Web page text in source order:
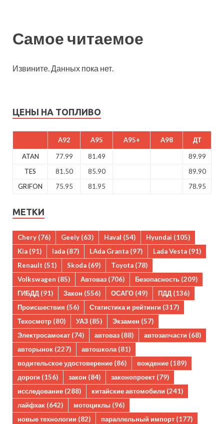
Самое читаемое
Извините. Данных пока нет.
ЦЕНЫ НА ТОПЛИВО
A92 A95 A95+ A98 ДТ
ATAN 77.99 81.49
89.99
TES
81.50 85.90
89.90
GRIFON
75.95 81.95 78.95
МЕТКИ
Chery (76) Geely (63) Haval (54) Hyundai (105)
Kia (91) lada (87) LAda Granta (97) Lada Vesta (91)
Renault (51) Skoda (69) Toyota (78)
Volkswagen (85) Автоваз (706) Безопасность (209)
ГИБДД (91) Закон (556) ОСАГО (49) ПДД (136)
Происшествия (56) Статистика и рейтинги (317)
Техосмотр (80) УАЗ (85) Экзамен (57)
Электросамокат (74) автоваз (88) автозапчасти (68)
авторынок (227) автошкола(81)
водительское удостоверение (86) вождение (189)
дороги (156) закон (84) законопроект (79)
исследование (288) китайские автомобили (241)
лайфхак (642) мотоциклы (96)
новые технологии (82) параллельный импорт (177)